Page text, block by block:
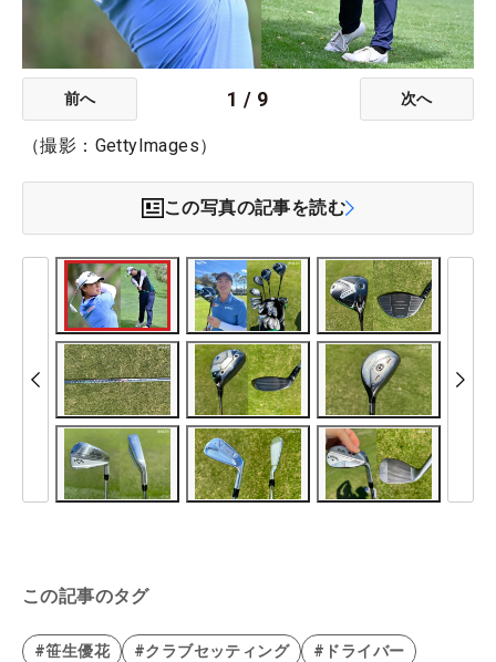
前へ 1 / 9 次へ
（撮影：GettyImages）
この写真の記事を読む
この記事のタグ
#笹生優花 #クラブセッティング
#ドライバー